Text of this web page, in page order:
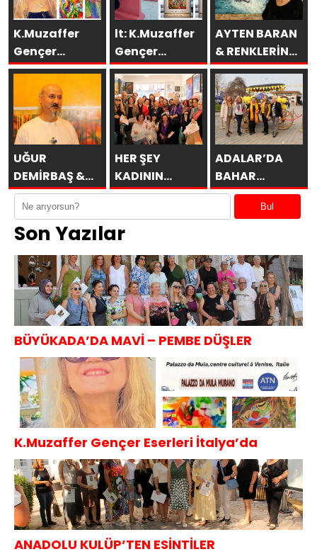
K.Muzaffer
Gençer
Eserleri
İtalya’da
lt: K.Muzaffer
Gençer
Esenboğa TAV
Galeri’de
SAKÜDER İle
AYTEN BARAN
& RENKLERİN
DİLİ
UĞUR
DEMİRBAŞ &
ÖBÜRKÜLER
HER ŞEY
KADININ
ESERİDİR
ADALAR’DA
BAHAR
MİMOZALARLA
Bul
Son Yazılar
BÜYÜKADA’DA MAVİ – PEMBE DÜŞLER
K.Muzaffer Gençer Eserleri İtalya’da
ANADOLU KULÜP’TEN ESİNTİLER